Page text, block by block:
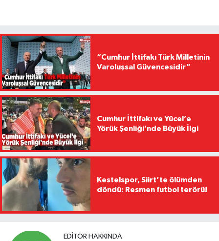
“Cumhur İttifakı Türk Milletinin
Varoluşsal Güvencesidir”
Cumhur İttifakı ve Yücel’e
Yörük Şenliği’nde Büyük İlgi
Kestelspor, Siirt’te ölümden
döndü: Resmen futbol terörü!
EDITÖR HAKKINDA